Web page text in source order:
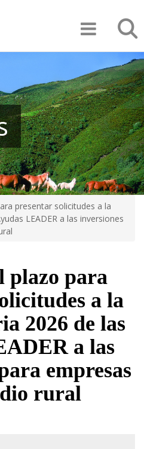
presentar solicitudes a la
LEADER a las inversiones
plazo para
a la
2026 de las
a las
empresas
rural